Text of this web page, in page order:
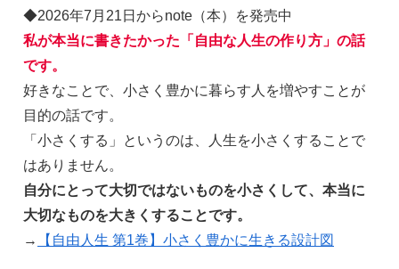
◆2026年7月21日からnote（本）を発売中
私が本当に書きたかった「自由な人生の作り方」の話
です。
好きなことで、小さく豊かに暮らす人を増やすことが
目的の話です。
「小さくする」というのは、人生を小さくすることで
はありません。
自分にとって大切ではないものを小さくして、本当に
大切なものを大きくすることです。
→
【自由人生 第1巻】小さく豊かに生きる設計図